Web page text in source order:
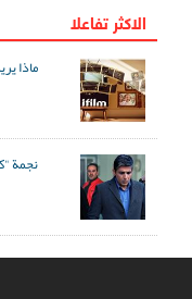
الاکثر تفاعلا
ماذا
نجمة